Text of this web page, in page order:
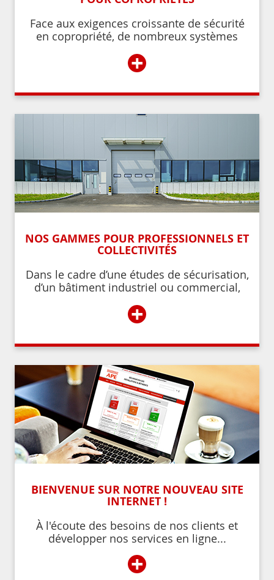
Face aux exigences croissante de sécurité
en copropriété, de nombreux systèmes
l’accès à l’immeuble aux résidents ou aux
personnes autorisées par ces derniers.
+
NOS GAMMES POUR PROFESSIONNELS ET
COLLECTIVITÉS
Dans le cadre d’une études de sécurisation,
d’un bâtiment industriel ou commercial,
+
BIENVENUE SUR NOTRE NOUVEAU SITE
INTERNET !
À l'écoute des besoins de nos clients et
développer nos services en ligne...
+